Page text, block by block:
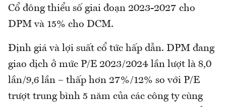
Cổ đông thiểu số giai đoạn 2023-2027 cho
DPM và 15% cho DCM.
Định giá và lợi suất cổ tức hấp dẫn. DPM đang
giao dịch ở mức P/E 2023/2024 lần lượt là 8,0
lần/9,6 lần – thấp hơn 27%/12% so với P/E
trượt trung bình 5 năm của các công ty cùng